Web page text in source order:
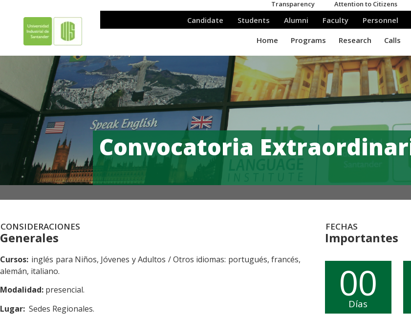
Convocatoria
CONSIDERACIONES
Generales
Cursos: inglés para Niños, Jóvenes y Adultos / Otros idiomas: portugués, francés,
alemán, italiano.
Modalidad: presencial.
Lugar: Sedes Regionales.
FECHAS
Importantes
00
Días